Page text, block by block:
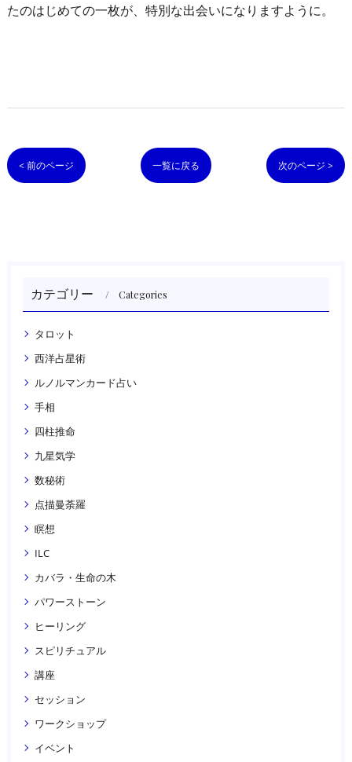
たのはじめての一枚が、特別な出会いになりますように。
< 前のページ 一覧に戻る 次のページ >
カテゴリー Categories
タロット
西洋占星術
ルノルマンカード占い
手相
四柱推命
九星気学
数秘術
点描曼荼羅
瞑想
ILC
カバラ・生命の木
パワーストーン
ヒーリング
スピリチュアル
講座
セッション
ワークショップ
イベント